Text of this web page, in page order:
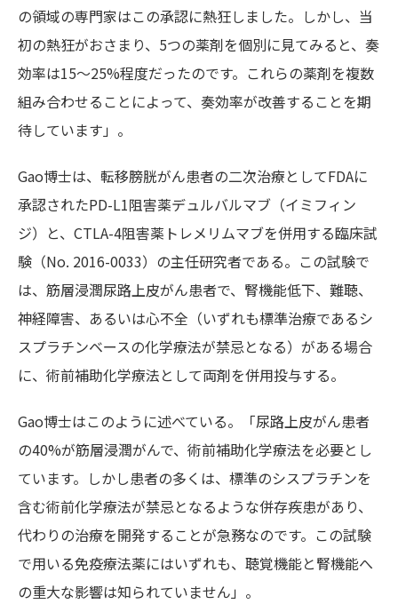
の領域の専門家はこの承認に熱狂しました。しかし、当
初の熱狂がおさまり、5つの薬剤を個別に見てみると、奏
効率は15～25%程度だったのです。これらの薬剤を複数
組み合わせることによって、奏効率が改善することを期
待しています」。
Gao博士は、転移膀胱がん患者の二次治療としてFDAに
承認されたPD-L1阻害薬デュルバルマブ（イミフィン
ジ）と、CTLA-4阻害薬トレメリムマブを併用する臨床試
験（No. 2016-0033）の主任研究者である。この試験で
は、筋層浸潤尿路上皮がん患者で、腎機能低下、難聴、
神経障害、あるいは心不全（いずれも標準治療であるシ
スプラチンベースの化学療法が禁忌となる）がある場合
に、術前補助化学療法として両剤を併用投与する。
Gao博士はこのように述べている。「尿路上皮がん患者
の40%が筋層浸潤がんで、術前補助化学療法を必要とし
ています。しかし患者の多くは、標準のシスプラチンを
含む術前化学療法が禁忌となるような併存疾患があり、
代わりの治療を開発することが急務なのです。この試験
で用いる免疫療法薬にはいずれも、聴覚機能と腎機能へ
の重大な影響は知られていません」。